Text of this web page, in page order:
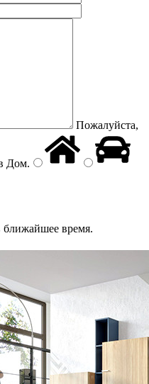
Пожалуйста,
Дом.
время.